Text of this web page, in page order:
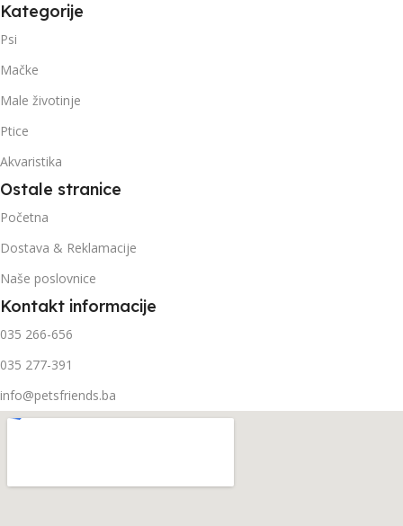
Kategorije
Psi
Mačke
Male životinje
Ptice
Akvaristika
Ostale stranice
Početna
Dostava & Reklamacije
Naše poslovnice
Kontakt informacije
035 266-656
035 277-391
info@petsfriends.ba